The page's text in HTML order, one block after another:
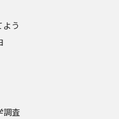
う
調査